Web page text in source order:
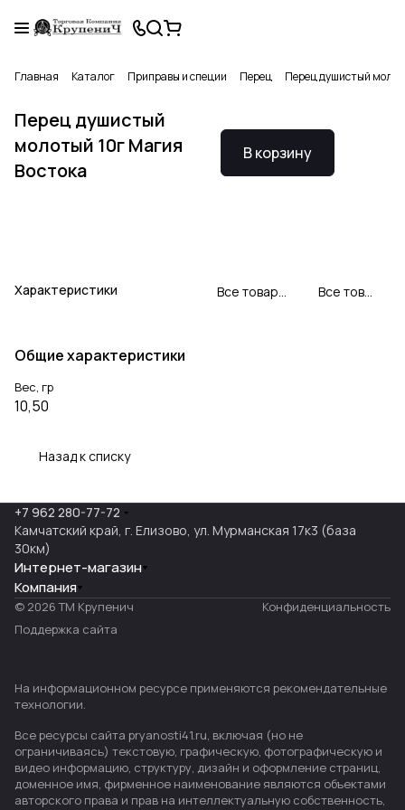
Главная Каталог Приправы и специи Перец Перец душистый
Перец душистый
молотый 10г Магия
Востока
Характеристики
В корзину
Все товары Магия востока Все товары категории
Общие характеристики
Вес, гр
10,50
Назад к списку
+7 962 280-77-72
Камчатский край, г. Елизово, ул. Мурманская 17к3 (база
30км)
Интернет-магазин
Компания
© 2026 ТМ Крупенич
Конфиденциальность
Поддержка сайта
На информационном ресурсе применяются рекомендательные
технологии.
Все ресурсы сайта pryanosti41.ru, включая (но не
ограничиваясь) текстовую, графическую, фотографическую и
видео информацию, структуру, дизайн и оформление страниц,
доменное имя, фирменное наименование являются объектами
авторского права и прав на интеллектуальную собственность,